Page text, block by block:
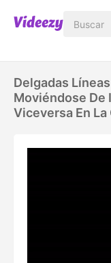
Delgadas
Moviéndose De
Viceversa En